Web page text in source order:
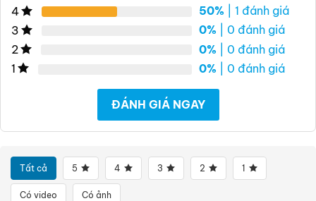
4
50% | 1 đánh giá
3
0% | 0 đánh giá
2
0% | 0 đánh giá
1
0% | 0 đánh giá
ĐÁNH GIÁ NGAY
Tất cả 5 4 3 2 1
Có video Có ảnh